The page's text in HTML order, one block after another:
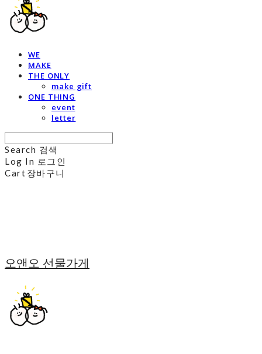
WE
MAKE
THE ONLY
make gift
ONE THING
event
letter
Search 검색
Log In 로그인
Cart 장바구니
오앤오 선물가게